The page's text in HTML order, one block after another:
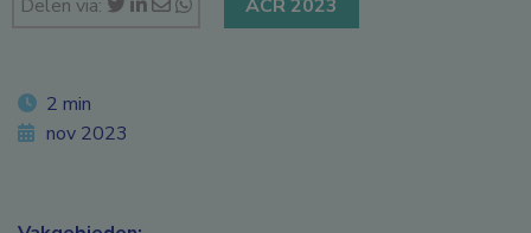
Delen via: ACR 2023
2 min
nov 2023